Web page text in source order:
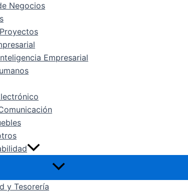
Negocios
Empresarial
y Tesorería